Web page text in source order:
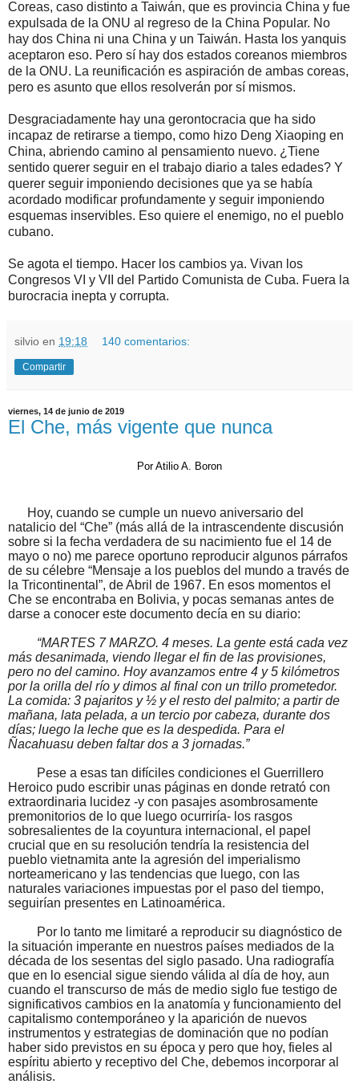
Coreas, caso distinto a Taiwán, que es provincia China y fue
expulsada de la ONU al regreso de la China Popular. No
hay dos China ni una China y un Taiwán. Hasta los yanquis
aceptaron eso. Pero sí hay dos estados coreanos miembros
de la ONU. La reunificación es aspiración de ambas coreas,
pero es asunto que ellos resolverán por sí mismos.
Desgraciadamente hay una gerontocracia que ha sido
incapaz de retirarse a tiempo, como hizo Deng Xiaoping en
China, abriendo camino al pensamiento nuevo. ¿Tiene
sentido querer seguir en el trabajo diario a tales edades? Y
querer seguir imponiendo decisiones que ya se había
acordado modificar profundamente y seguir imponiendo
esquemas inservibles. Eso quiere el enemigo, no el pueblo
cubano.
Se agota el tiempo. Hacer los cambios ya. Vivan los
Congresos VI y VII del Partido Comunista de Cuba. Fuera la
burocracia inepta y corrupta.
silvio en 19:18 140 comentarios:
Compartir
viernes, 14 de junio de 2019
El Che, más vigente que nunca
Por Atilio A. Boron
Hoy, cuando se cumple un nuevo aniversario del
natalicio del “Che” (más allá de la intrascendente discusión
sobre si la fecha verdadera de su nacimiento fue el 14 de
mayo o no) me parece oportuno reproducir algunos párrafos
de su célebre “Mensaje a los pueblos del mundo a través de
la Tricontinental”, de Abril de 1967. En esos momentos el
Che se encontraba en Bolivia, y pocas semanas antes de
darse a conocer este documento decía en su diario:
“MARTES 7 MARZO. 4 meses. La gente está cada vez
más desanimada, viendo llegar el fin de las provisiones,
pero no del camino. Hoy avanzamos entre 4 y 5 kilómetros
por la orilla del río y dimos al final con un trillo prometedor.
La comida: 3 pajaritos y ½ y el resto del palmito; a partir de
mañana, lata pelada, a un tercio por cabeza, durante dos
días; luego la leche que es la despedida. Para el
Ñacahuasu deben faltar dos a 3 jornadas.”
Pese a esas tan difíciles condiciones el Guerrillero
Heroico pudo escribir unas páginas en donde retrató con
extraordinaria lucidez -y con pasajes asombrosamente
premonitorios de lo que luego ocurriría- los rasgos
sobresalientes de la coyuntura internacional, el papel
crucial que en su resolución tendría la resistencia del
pueblo vietnamita ante la agresión del imperialismo
norteamericano y las tendencias que luego, con las
naturales variaciones impuestas por el paso del tiempo,
seguirían presentes en Latinoamérica.
Por lo tanto me limitaré a reproducir su diagnóstico de
la situación imperante en nuestros países mediados de la
década de los sesentas del siglo pasado. Una radiografía
que en lo esencial sigue siendo válida al día de hoy, aun
cuando el transcurso de más de medio siglo fue testigo de
significativos cambios en la anatomía y funcionamiento del
capitalismo contemporáneo y la aparición de nuevos
instrumentos y estrategias de dominación que no podían
haber sido previstos en su época y pero que hoy, fieles al
espíritu abierto y receptivo del Che, debemos incorporar al
análisis.